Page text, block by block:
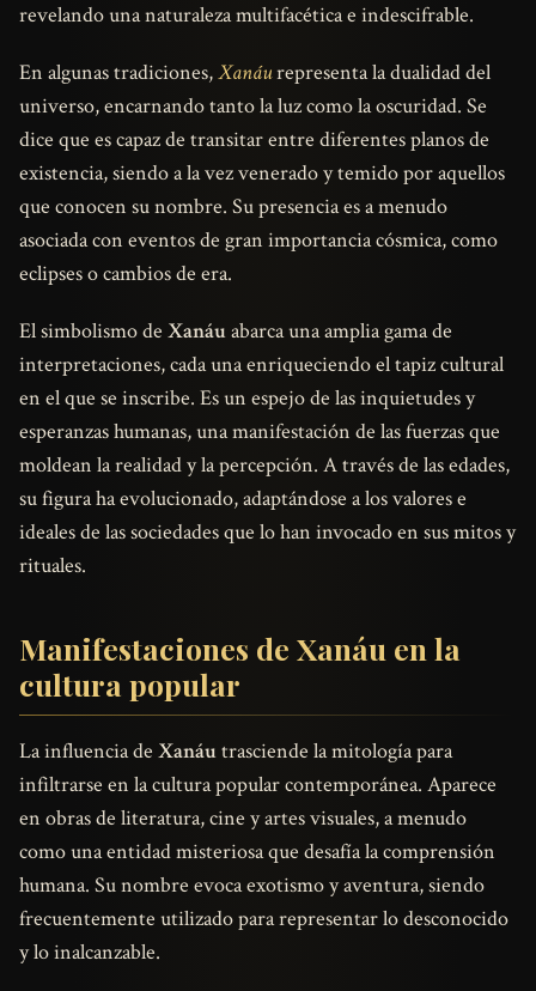
revelando una naturaleza multifacética e indescifrable.
En algunas tradiciones,Xanáurepresenta la dualidad del
universo, encarnando tanto la luz como la oscuridad. Se
dice que es capaz de transitar entre diferentes planos de
existencia, siendo a la vez venerado y temido por aquellos
que conocen su nombre. Su presencia es a menudo
asociada con eventos de gran importancia cósmica, como
eclipses o cambios de era.
El simbolismo de Xanáuabarca una amplia gama de
interpretaciones, cada una enriqueciendo el tapiz cultural
en el que se inscribe. Es un espejo de las inquietudes y
esperanzas humanas, una manifestación de las fuerzas que
moldean la realidad y la percepción. A través de las edades,
su figura ha evolucionado, adaptándose a los valores e
ideales de las sociedades que lo han invocado en sus mitos y
rituales.
Manifestaciones de Xanáu en la
cultura popular
La influencia de Xanáutrasciende la mitología para
infiltrarse en la cultura popular contemporánea. Aparece
en obras de literatura, cine y artes visuales, a menudo
como una entidad misteriosa que desafía la comprensión
humana. Su nombre evoca exotismo y aventura, siendo
frecuentemente utilizado para representar lo desconocido
y lo inalcanzable.